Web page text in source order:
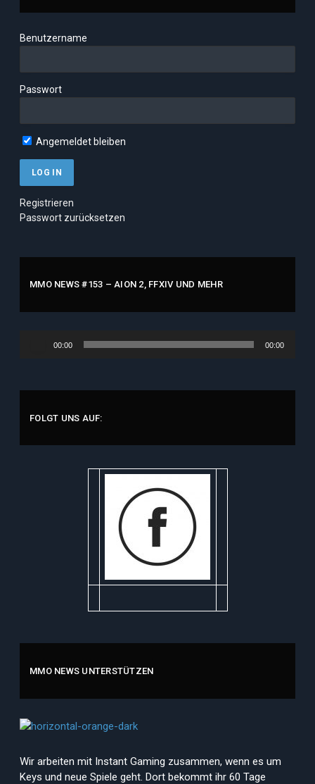
Benutzername
Passwort
Angemeldet bleiben
Registrieren
Passwort zurücksetzen
MMO NEWS #153 – AION 2, FFXIV UND MEHR
00:00 00:00
FOLGT UNS AUF:
MMO NEWS UNTERSTÜTZEN
Wir arbeiten mit Instant Gaming zusammen, wenn es um
Keys und neue Spiele geht. Dort bekommt ihr 60 Tage